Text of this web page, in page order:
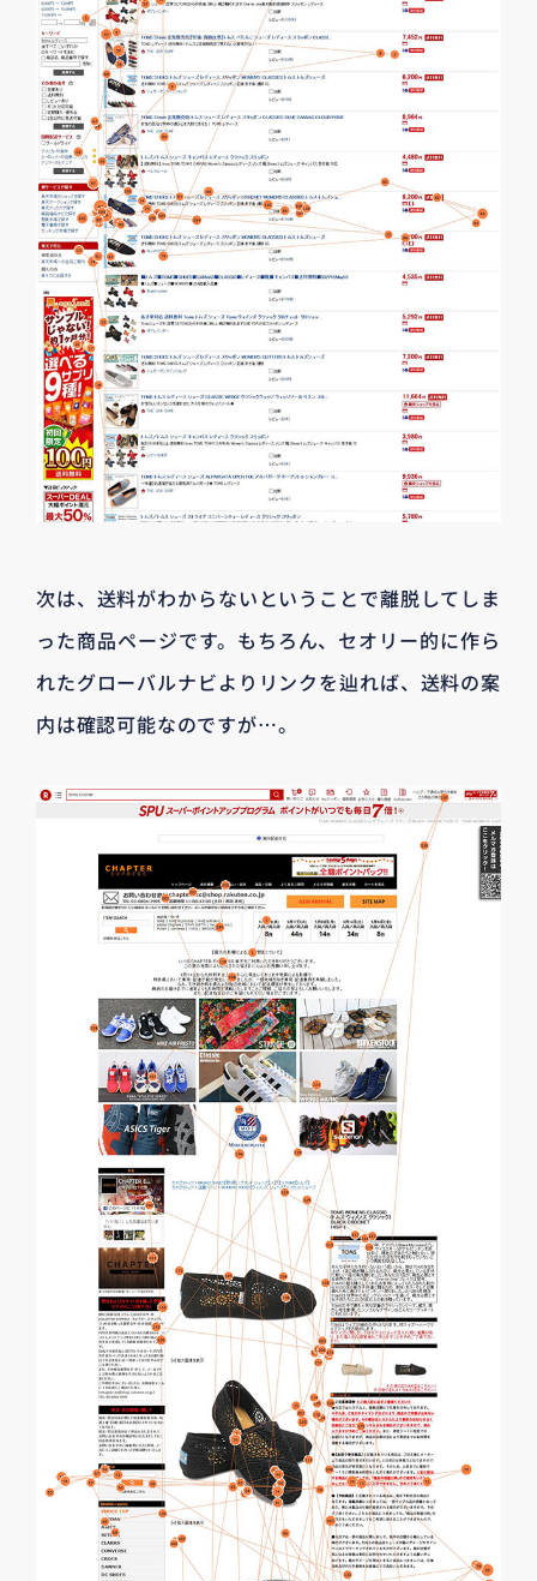
次は、送料がわからないということで離脱してしま
った商品ページです。もちろん、セオリー的に作ら
れたグローバルナビよりリンクを辿れば、送料の案
内は確認可能なのですが…。